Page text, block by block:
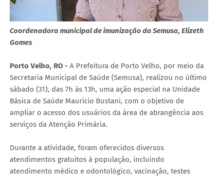
Coordenadora municipal de imunização da Semusa, Elizeth
Gomes
Porto Velho, RO - A Prefeitura de Porto Velho, por meio da
Secretaria Municipal de Saúde (Semusa), realizou no último
sábado (31), das 7h às 13h, uma ação especial na Unidade
Básica de Saúde Maurício Bustani, com o objetivo de
ampliar o acesso dos usuários da área de abrangência aos
serviços da Atenção Primária.
Durante a atividade, foram oferecidos diversos
atendimentos gratuitos à população, incluindo
atendimento médico e odontológico, vacinação, testes